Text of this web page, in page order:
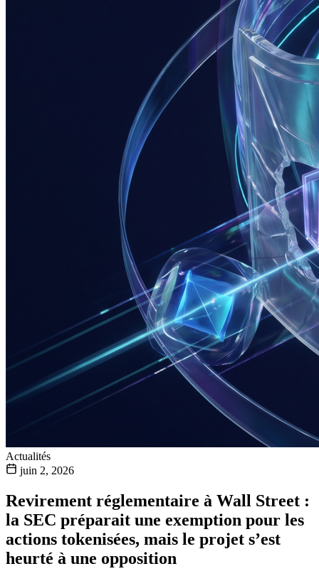
Actualités
juin 2, 2026
Revirement réglementaire à Wall Street :
la SEC préparait une exemption pour les
actions tokenisées, mais le projet s’est
heurté à une opposition